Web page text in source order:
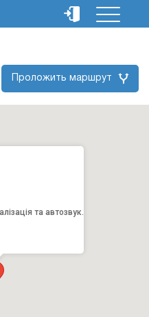
Проложить маршрут
та автозвук.